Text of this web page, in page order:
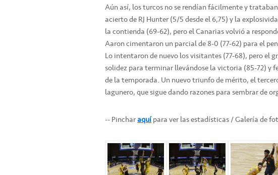
Aún así, los turcos no se rendían fácilmente y
acierto de RJ Hunter (5/5 desde el 6,75) y la
la contienda (69-62), pero el Canarias volvió a
Aaron cimentaron un parcial de 8-0 (77-62) para el
Lo intentaron de nuevo los visitantes (77-68), pero el
solidez para terminar llevándose la victoria (85-72) y
de la temporada. Un nuevo triunfo de mérito, el
lagunero, que sigue dando razones para sembrar de
-- Pincharaquípara ver las estadísticas / Galería de